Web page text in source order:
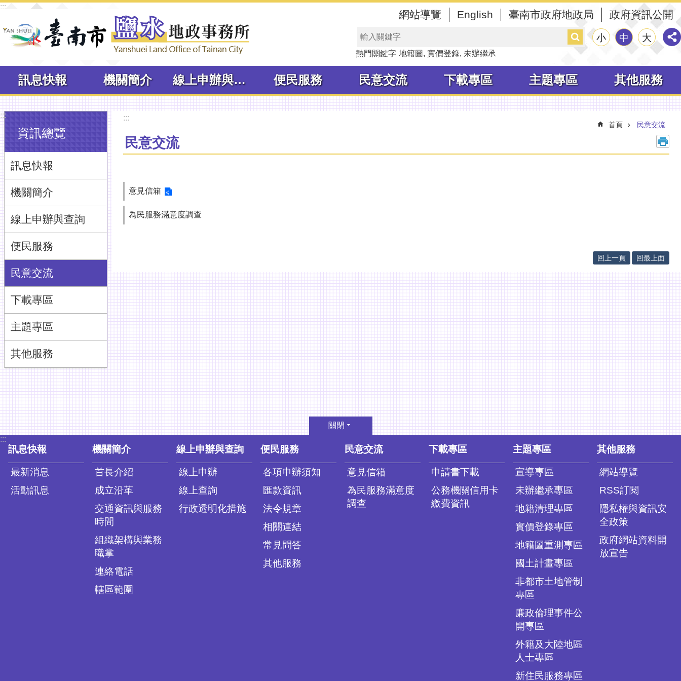
跳到主要內容區塊
:::
網站導覽 English 臺南市政府地政局 政府資訊公開
搜
尋 小 中 大
熱門關鍵字 地籍圖 實價登錄 未辦繼承
訊息快報 機關簡介 線上申辦與查詢 便民服務 民意交流 下載專區 主題專區 其他服務
:::
資訊總覽
訊息快報
機關簡介
線上申辦與查詢
便民服務
民意交流
下載專區
主題專區
其他服務
:::
首頁 民意交流
民意交流
意見信箱
為民服務滿意度調查
回上一頁 回最上面
關閉
:::
訊息快報
最新消息
活動訊息
機關簡介
首長介紹
成立沿革
交通資訊與服務
時間
組織架構與業務
職掌
連絡電話
轄區範圍
線上申辦與查詢
線上申辦
線上查詢
行政透明化措施
便民服務
各項申辦須知
匯款資訊
法令規章
相關連結
常見問答
其他服務
民意交流
意見信箱
為民服務滿意度
調查
下載專區
申請書下載
公務機關信用卡
繳費資訊
主題專區
宣導專區
未辦繼承專區
地籍清理專區
實價登錄專區
地籍圖重測專區
國土計畫專區
非都市土地管制
專區
廉政倫理事件公
開專區
外籍及大陸地區
人士專區
新住民服務專區
其他服務
網站導覽
RSS訂閱
隱私權與資訊安
全政策
政府網站資料開
放宣告